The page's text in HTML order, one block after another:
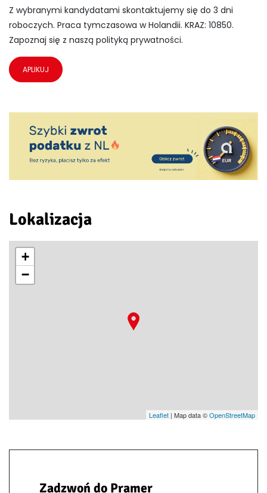
Z wybranymi kandydatami skontaktujemy się do 3 dni
roboczych. Praca tymczasowa w Holandii. KRAZ: 10850.
Zapoznaj się z naszą polityką prywatności.
APLIKUJ
Lokalizacja
+
−
Leaflet | Map data ©OpenStreetMap
Zadzwoń do Pramer